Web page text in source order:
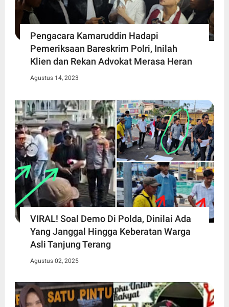
Pengacara Kamaruddin Hadapi
Pemeriksaan Bareskrim Polri, Inilah
Klien dan Rekan Advokat Merasa Heran
Agustus 14, 2023
VIRAL! Soal Demo Di Polda, Dinilai Ada
Yang Janggal Hingga Keberatan Warga
Asli Tanjung Terang
Agustus 02, 2025